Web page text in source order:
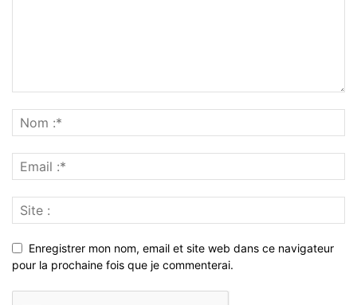
Enregistrer mon nom, email et site web dans ce navigateur
pour la prochaine fois que je commenterai.